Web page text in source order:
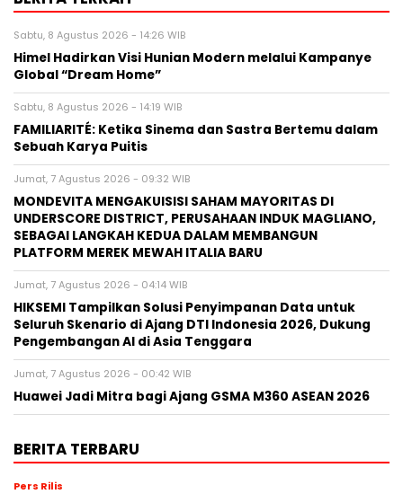
Sabtu, 8 Agustus 2026 - 14:26 WIB
Himel Hadirkan Visi Hunian Modern melalui Kampanye
Global “Dream Home”
Sabtu, 8 Agustus 2026 - 14:19 WIB
FAMILIARITÉ: Ketika Sinema dan Sastra Bertemu dalam
Sebuah Karya Puitis
Jumat, 7 Agustus 2026 - 09:32 WIB
MONDEVITA MENGAKUISISI SAHAM MAYORITAS DI
UNDERSCORE DISTRICT, PERUSAHAAN INDUK MAGLIANO,
SEBAGAI LANGKAH KEDUA DALAM MEMBANGUN
PLATFORM MEREK MEWAH ITALIA BARU
Jumat, 7 Agustus 2026 - 04:14 WIB
HIKSEMI Tampilkan Solusi Penyimpanan Data untuk
Seluruh Skenario di Ajang DTI Indonesia 2026, Dukung
Pengembangan AI di Asia Tenggara
Jumat, 7 Agustus 2026 - 00:42 WIB
Huawei Jadi Mitra bagi Ajang GSMA M360 ASEAN 2026
BERITA TERBARU
Pers Rilis